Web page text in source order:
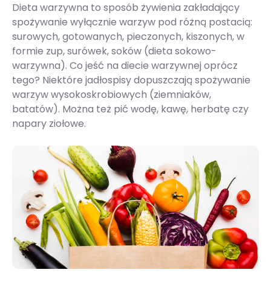
Dieta warzywna to sposób żywienia zakładający
spożywanie wyłącznie warzyw pod różną postacią:
surowych, gotowanych, pieczonych, kiszonych, w
formie zup, surówek, soków (dieta sokowo-
warzywna). Co jeść na diecie warzywnej oprócz
tego? Niektóre jadłospisy dopuszczają spożywanie
warzyw wysokoskrobiowych (ziemniaków,
batatów). Można też pić wodę, kawę, herbatę czy
napary ziołowe.